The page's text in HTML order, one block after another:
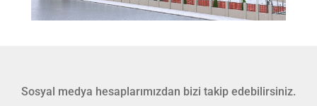
Sosyal medya hesaplarımızdan bizi takip edebilirsiniz.